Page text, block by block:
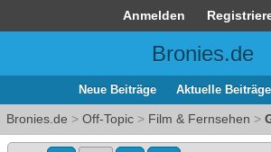
Anmelden
Bronies.de
Neue Beiträge Aktuelle Beiträge
Bronies.de > Off-Topic > Film & Fernsehen >